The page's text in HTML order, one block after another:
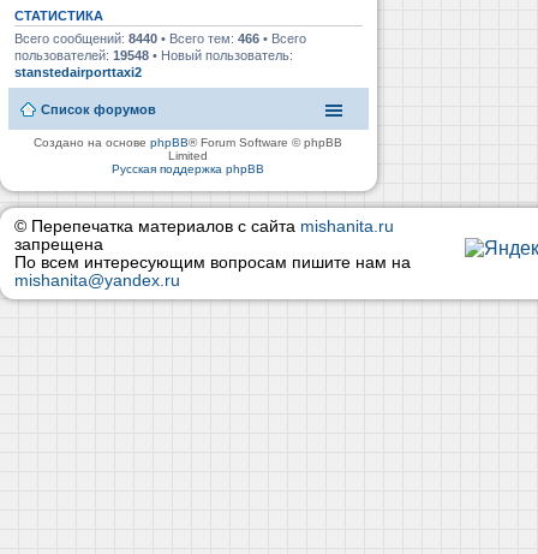
СТАТИСТИКА
Всего сообщений: 8440 • Всего тем: 466 • Всего
пользователей: 19548 • Новый пользователь:
stanstedairporttaxi2
Список форумов
Создано на основеphpBB® Forum Software © phpBB
Limited
Русская поддержка phpBB
© Перепечатка материалов с сайта mishanita.ru
запрещена
По всем интересующим вопросам пишите нам на
mishanita@yandex.ru